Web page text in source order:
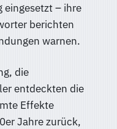
eingesetzt – ihre
berichten
warnen.
die
entdeckten die
Effekte
Jahre zurück,